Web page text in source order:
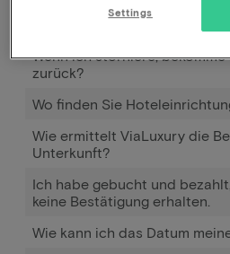
Kann ich meine Reservierung
Wenn ich storniere,
zurück?
Wo finden Sie
Wie ermittelt ViaLuxury die
Unterkunft?
Ich habe gebucht und
keine Bestätigung erhalten.
Wie kann ich das Datum
Settings